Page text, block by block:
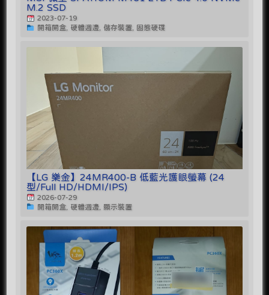
M.2 SSD
2023-07-19
開箱開盒, 硬體週邊, 儲存裝置, 固態硬碟
【LG 樂金】24MR400-B 低藍光護眼螢幕 (24
型/Full HD/HDMI/IPS)
2026-07-29
開箱開盒, 硬體週邊, 顯示裝置